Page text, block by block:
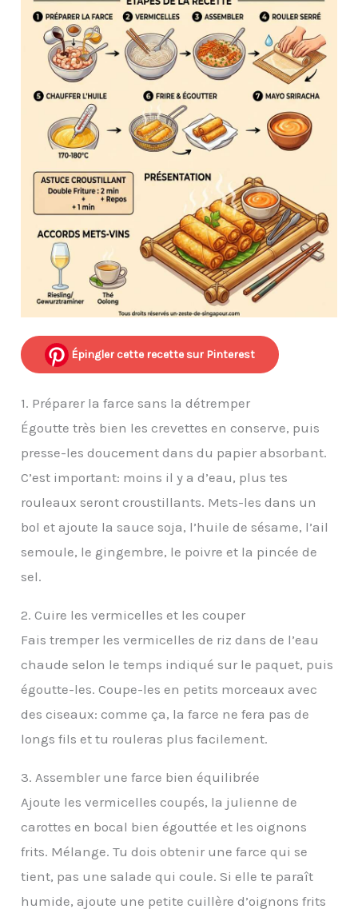
Épingler cette recette sur Pinterest
1. Préparer la farce sans la détremper
Égoutte très bien les crevettes en conserve, puis
presse-les doucement dans du papier absorbant.
C’est important: moins il y a d’eau, plus tes
rouleaux seront croustillants. Mets-les dans un
bol et ajoute la sauce soja, l’huile de sésame, l’ail
semoule, le gingembre, le poivre et la pincée de
sel.
2. Cuire les vermicelles et les couper
Fais tremper les vermicelles de riz dans de l’eau
chaude selon le temps indiqué sur le paquet, puis
égoutte-les. Coupe-les en petits morceaux avec
des ciseaux: comme ça, la farce ne fera pas de
longs fils et tu rouleras plus facilement.
3. Assembler une farce bien équilibrée
Ajoute les vermicelles coupés, la julienne de
carottes en bocal bien égouttée et les oignons
frits. Mélange. Tu dois obtenir une farce qui se
tient, pas une salade qui coule. Si elle te paraît
humide, ajoute une petite cuillère d’oignons frits